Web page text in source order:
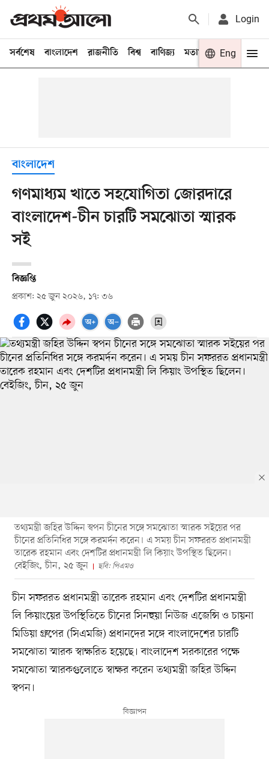
Login
সর্বশেষ বাংলাদেশ রাজনীতি বিশ্ব বাণিজ্য মতামত খেলা
Eng
বাংলাদেশ
গণমাধ্যম খাতে সহযোগিতা জোরদারে
বাংলাদেশ-চীন চারটি সমঝোতা স্মারক
সই
বিজ্ঞপ্তি
প্রকাশ: ২৫ জুন ২০২৬, ১৭: ৩৬
তথ্যমন্ত্রী জহির উদ্দিন স্বপন চীনের সঙ্গে সমঝোতা স্মারক সইয়ের পর
চীনের প্রতিনিধির সঙ্গে করমর্দন করেন। এ সময় চীন সফররত প্রধানমন্ত্রী
তারেক রহমান এবং দেশটির প্রধানমন্ত্রী লি কিয়াং উপস্থিত ছিলেন।
বেইজিং, চীন, ২৫ জুন
ছবি: পিএমও
চীন সফররত প্রধানমন্ত্রী তারেক রহমান এবং দেশটির প্রধানমন্ত্রী
লি কিয়াংয়ের উপস্থিতিতে চীনের সিনহুয়া নিউজ এজেন্সি ও চায়না
মিডিয়া গ্রুপের (সিএমজি) প্রধানদের সঙ্গে বাংলাদেশের চারটি
সমঝোতা স্মারক স্বাক্ষরিত হয়েছে। বাংলাদেশ সরকারের পক্ষে
সমঝোতা স্মারকগুলোতে স্বাক্ষর করেন তথ্যমন্ত্রী জহির উদ্দিন
স্বপন।